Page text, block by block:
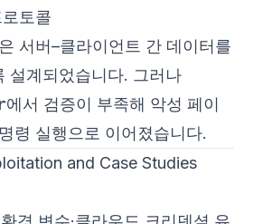
토콜
서버–클라이언트 간 데이터를
설계되었습니다. 그러나
에서 검증이 부족해 악성 페이
령 실행으로 이어졌습니다.
and Case Studies